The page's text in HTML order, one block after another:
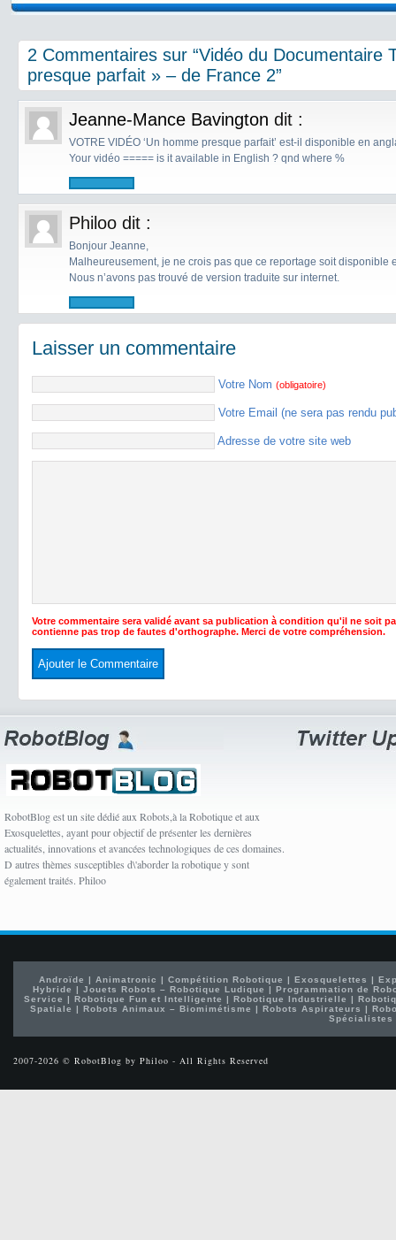
2 Commentaires sur “Vidéo du Documentaire
presque parfait » – de France 2”
Jeanne-Mance Bavington dit :
VOTRE VIDÉO ‘Un homme presque parfait’ est-il disponible en
Your vidéo ===== is it available in English ? qnd where %
Philoo dit :
Bonjour Jeanne,
Malheureusement, je ne crois pas que ce reportage soit disponible
Nous n’avons pas trouvé de version traduite sur internet.
Laisser un commentaire
Votre Nom (obligatoire)
Votre Email (ne sera pas rendu
Adresse de votre site web
Votre commentaire sera validé avant sa publication à condition qu'il ne soit
contienne pas trop de fautes d'orthographe. Merci de votre compréhension.
RobotBlog est un site dédié aux Robots,à la Robotique et aux
Exosquelettes, ayant pour objectif de présenter les dernières
actualités, innovations et avancées technologiques de ces domaines.
D autres thèmes susceptibles d\'aborder la robotique y sont
également traités. Philoo
Androïde | Animatronic | Compétition Robotique | Exosquelettes |
Hybride |Jouets Robots – Robotique Ludique |Programmation de
Service | Robotique Fun et Intelligente | Robotique Industrielle |
Spatiale | Robots Animaux – Biomimétisme | Robots Aspirateurs |
Spécialistes
2007-2026 © RobotBlog by Philoo - All Rights Reserved